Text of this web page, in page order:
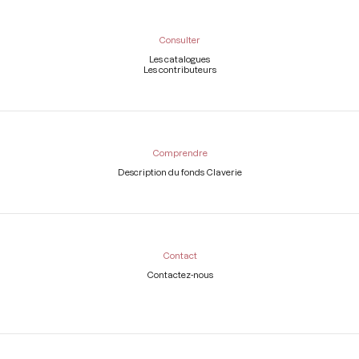
Consulter
Les catalogues
Les contributeurs
Comprendre
Description du fonds Claverie
Contact
Contactez-nous
Légal